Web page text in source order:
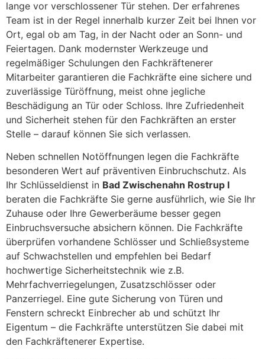
lange vor verschlossener Tür stehen. Der erfahrenes
Team ist in der Regel innerhalb kurzer Zeit bei Ihnen vor
Ort, egal ob am Tag, in der Nacht oder an Sonn- und
Feiertagen. Dank modernster Werkzeuge und
regelmäßiger Schulungen den Fachkräftenerer
Mitarbeiter garantieren die Fachkräfte eine sichere und
zuverlässige Türöffnung, meist ohne jegliche
Beschädigung an Tür oder Schloss. Ihre Zufriedenheit
und Sicherheit stehen für den Fachkräften an erster
Stelle – darauf können Sie sich verlassen.
Neben schnellen Notöffnungen legen die Fachkräfte
besonderen Wert auf präventiven Einbruchschutz. Als
Ihr Schlüsseldienst in Bad Zwischenahn Rostrup I
beraten die Fachkräfte Sie gerne ausführlich, wie Sie Ihr
Zuhause oder Ihre Gewerberäume besser gegen
Einbruchsversuche absichern können. Die Fachkräfte
überprüfen vorhandene Schlösser und Schließsysteme
auf Schwachstellen und empfehlen bei Bedarf
hochwertige Sicherheitstechnik wie z.B.
Mehrfachverriegelungen, Zusatzschlösser oder
Panzerriegel. Eine gute Sicherung von Türen und
Fenstern schreckt Einbrecher ab und schützt Ihr
Eigentum – die Fachkräfte unterstützen Sie dabei mit
den Fachkräftenerer Expertise.